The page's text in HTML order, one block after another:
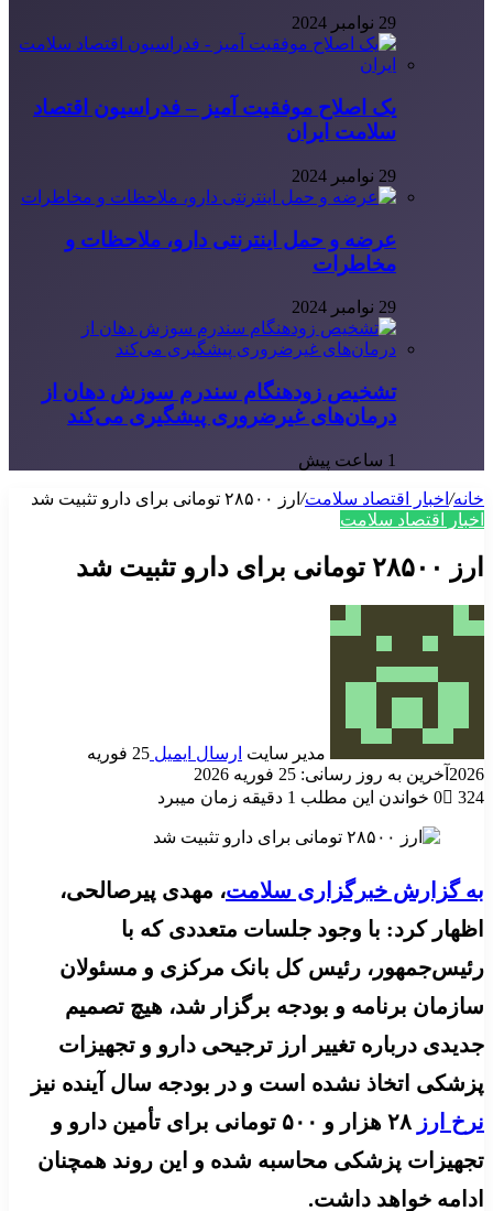
29 نوامبر 2024
یک اصلاح موفقیت آمیز – فدراسیون اقتصاد
سلامت ایران
29 نوامبر 2024
عرضه و حمل اینترنتی دارو، ملاحظات و
مخاطرات
29 نوامبر 2024
تشخیص زودهنگام سندرم سوزش دهان از
درمان‌های غیرضروری پیشگیری می‌کند
1 ساعت پیش
خانه/ اخبار اقتصاد سلامت/ ارز ۲۸۵۰۰ تومانی برای دارو تثبیت شد
اخبار اقتصاد سلامت
ارز ۲۸۵۰۰ تومانی برای دارو تثبیت شد
مدیر سایت ارسال ایمیل
25 فوریه
2026 آخرین به روز رسانی: 25 فوریه 2026
0
324 خواندن این مطلب 1 دقیقه زمان میبرد
به گزارش خبرگزاری سلامت، مهدی پیرصالحی،
اظهار کرد: با وجود جلسات متعددی که با
رئیس‌جمهور، رئیس کل بانک مرکزی و مسئولان
سازمان برنامه و بودجه برگزار شد، هیچ تصمیم
جدیدی درباره تغییر ارز ترجیحی دارو و تجهیزات
پزشکی اتخاذ نشده است و در بودجه سال آینده نیز
نرخ ارز
۲۸ هزار و ۵۰۰ تومانی برای تأمین دارو و
تجهیزات پزشکی محاسبه شده و این روند همچنان
ادامه خواهد داشت.